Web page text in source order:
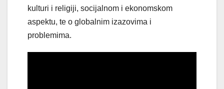
kulturi i religiji, socijalnom i ekonomskom
aspektu, te o globalnim izazovima i
problemima.